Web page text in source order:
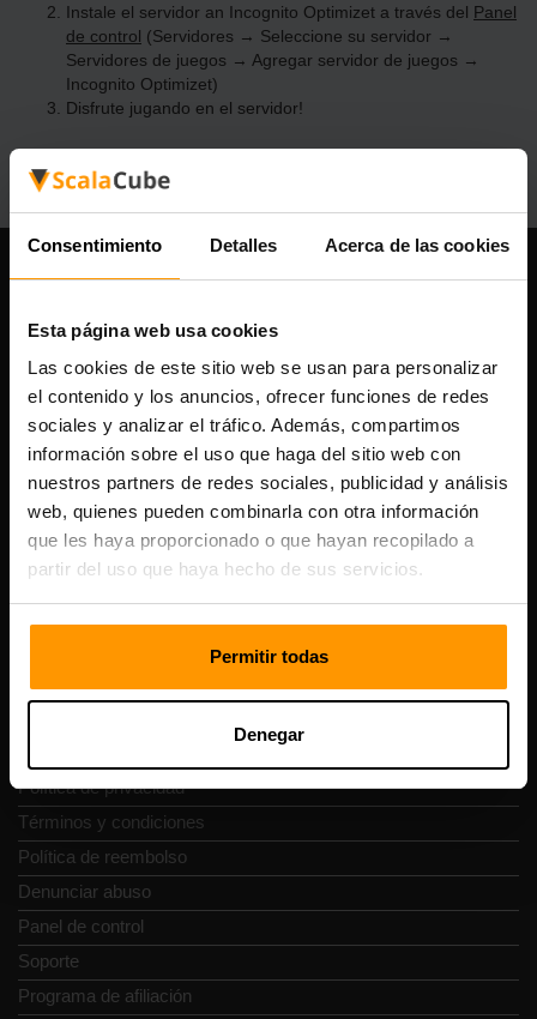
Consentimiento Detalles Acerca de las cookies
Esta página web usa cookies
Las cookies de este sitio web se usan para personalizar
el contenido y los anuncios, ofrecer funciones de redes
sociales y analizar el tráfico. Además, compartimos
información sobre el uso que haga del sitio web con
nuestros partners de redes sociales, publicidad y análisis
web, quienes pueden combinarla con otra información
que les haya proporcionado o que hayan recopilado a
partir del uso que haya hecho de sus servicios.
Permitir todas
Denegar
Instale el servidor an Incognito Optimizet a través del Panel
de control (Servidores → Seleccione su servidor →
Servidores de juegos → Agregar servidor de juegos →
Incognito Optimizet)
Disfrute jugando en el servidor!
Nuestra compañía
Scalable Hosting Solutions OÜ
Código de registro: 14652605
Número de IVA: EE102133820
Dirección: Harju maakond, Tallinn, Kesklinna linnaosa,
Vesivärava tn 50-201, 10152
Navegación rápida
Política de privacidad
Términos y condiciones
Política de reembolso
Denunciar abuso
Panel de control
Soporte
Programa de afiliación